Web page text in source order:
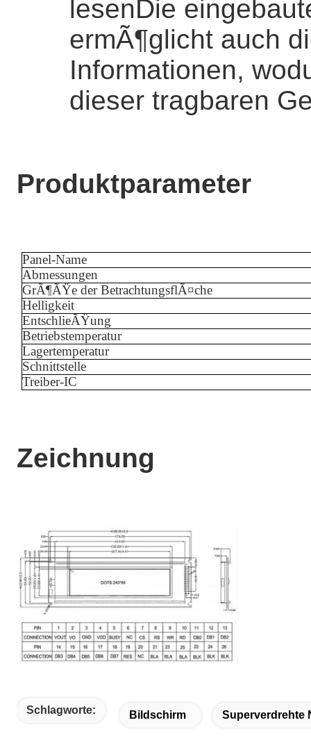
lesenDie
ermÃ¶glicht auch
Informationen,
dieser tragbaren
Produktparameter
Panel-Name
Abmessungen
GrÃ¶ÃŸe der BetrachtungsflÃ¤che
Helligkeit
EntschlieÃŸung
Betriebstemperatur
Lagertemperatur
Schnittstelle
Treiber-IC
Zeichnung
Schlagworte: Bildschirm Superverdrehte